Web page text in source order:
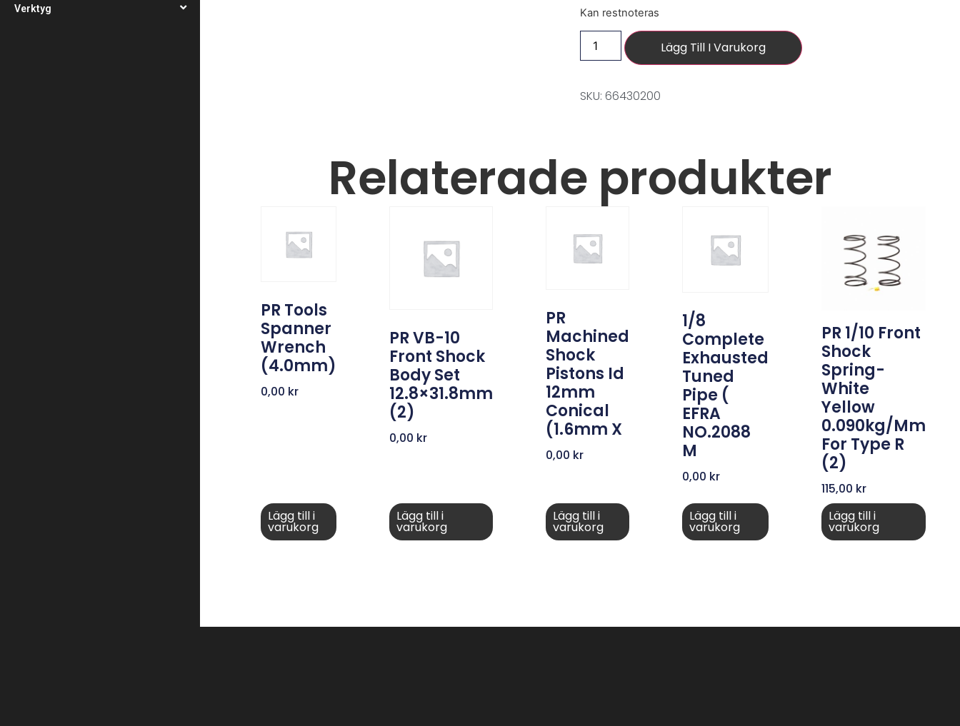
Verktyg Kan restnoteras
Lägg Till I Varukorg
SKU: 66430200
Relaterade produkter
PR Tools
Spanner
Wrench
(4.0mm)
0,00 kr
Lägg till i
varukorg
PR VB-10
Front Shock
Body Set
12.8×31.8mm
(2)
0,00 kr
Lägg till i
varukorg
PR
Machined
Shock
Pistons Id
12mm
Conical
(1.6mm X
0,00 kr
Lägg till i
varukorg
1/8
Complete
Exhausted
Tuned
Pipe (
EFRA
NO.2088
M
0,00 kr
Lägg till i
varukorg
PR 1/10 Front
Shock
Spring-
White
Yellow
0.090kg/mm
For Type R
(2)
115,00 kr
Lägg till i
varukorg